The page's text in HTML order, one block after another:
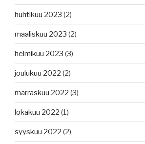
huhtikuu 2023 (2)
maaliskuu 2023 (2)
helmikuu 2023 (3)
joulukuu 2022 (2)
marraskuu 2022 (3)
lokakuu 2022 (1)
syyskuu 2022 (2)